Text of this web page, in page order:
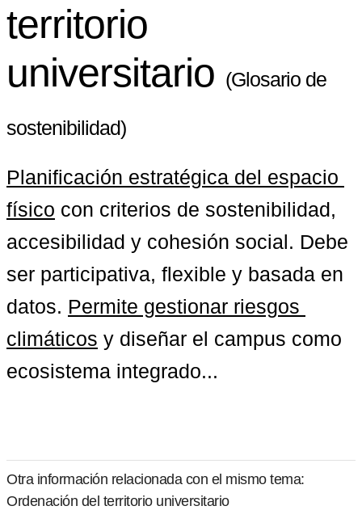
territorio
universitario (Glosario de
sostenibilidad)
Planificación estratégica del espacio
físico con criterios de sostenibilidad,
accesibilidad y cohesión social. Debe
ser participativa, flexible y basada en
datos. Permite gestionar riesgos
climáticos y diseñar el campus como
ecosistema integrado...
Otra información relacionada con el mismo tema:
Ordenación del territorio universitario